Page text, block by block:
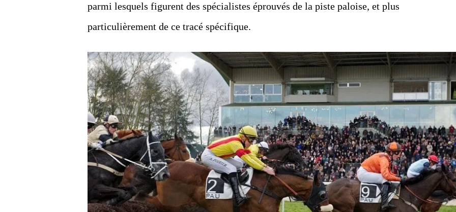
parmi lesquels figurent des spécialistes éprouvés de la piste paloise, et plus
particulièrement de ce tracé spécifique.